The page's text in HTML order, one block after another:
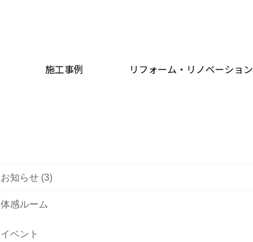
施工事例 リフォーム・リノベーション
お知らせ (3)
体感ルーム
イベント